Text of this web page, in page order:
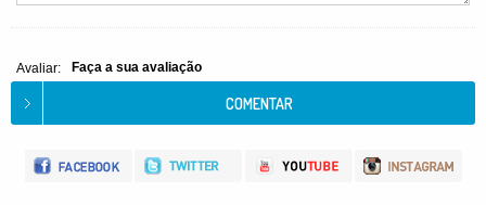
Avaliar: Faça a sua avaliação